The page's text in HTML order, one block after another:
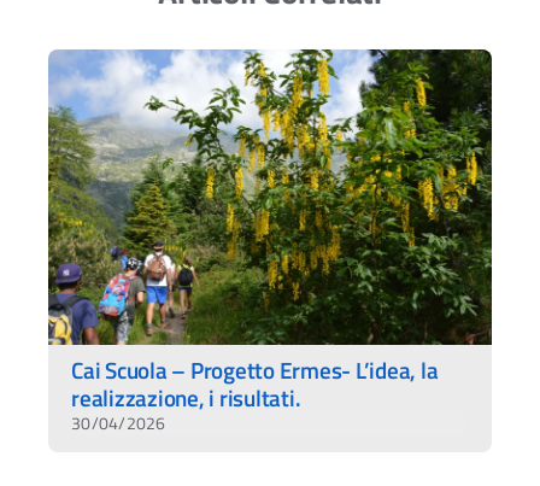
Cai Scuola – Progetto Ermes- L’idea, la
realizzazione, i risultati.
30/04/2026